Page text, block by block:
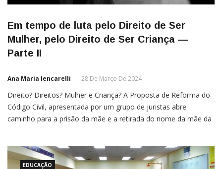
Em tempo de luta pelo Direito de Ser
Mulher, pelo Direito de Ser Criança —
Parte II
Ana Maria Iencarelli 28 De Março De 2024
Direito? Direitos? Mulher e Criança? A Proposta de Reforma do
Código Civil, apresentada por um grupo de juristas abre
caminho para a prisão da mãe e a retirada do nome da mãe da
em
EDUCAÇÃO